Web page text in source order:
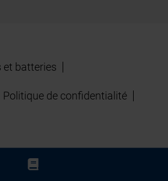
et batteries
Politique de confidentialité